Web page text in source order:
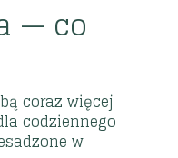
— co
coraz więcej
codziennego
w